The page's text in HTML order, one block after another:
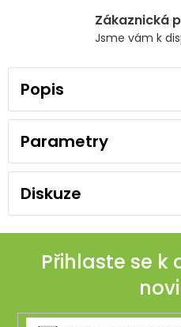
Zákaznická
Jsme vám k
Popis
Parametry
Diskuze
Přihlaste se k